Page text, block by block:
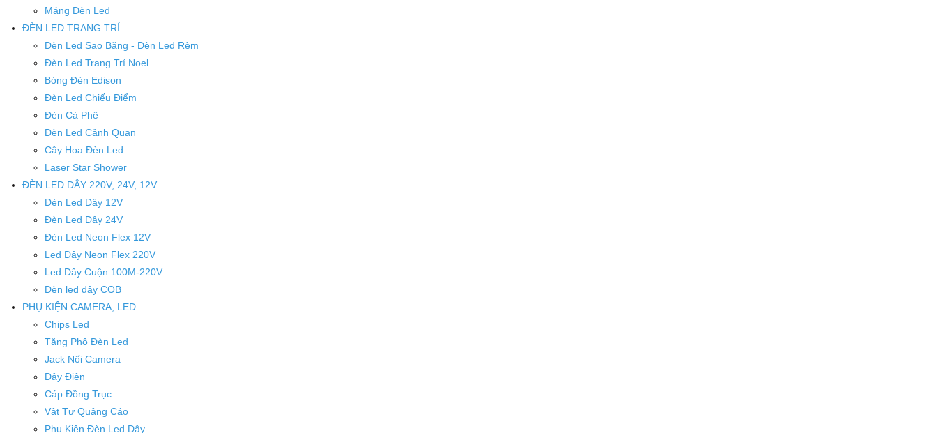
Máng Đèn Led
ĐÈN LED TRANG TRÍ
Đèn Led Sao Băng - Đèn Led Rèm
Đèn Led Trang Trí Noel
Bóng Đèn Edison
Đèn Led Chiếu Điểm
Đèn Cà Phê
Đèn Led Cảnh Quan
Cây Hoa Đèn Led
Laser Star Shower
ĐÈN LED DÂY 220V, 24V, 12V
Đèn Led Dây 12V
Đèn Led Dây 24V
Đèn Led Neon Flex 12V
Led Dây Neon Flex 220V
Led Dây Cuộn 100M-220V
Đèn led dây COB
PHỤ KIỆN CAMERA, LED
Chips Led
Tăng Phô Đèn Led
Jack Nối Camera
Dây Điện
Cáp Đồng Trục
Vật Tư Quảng Cáo
Phụ Kiện Đèn Led Dây